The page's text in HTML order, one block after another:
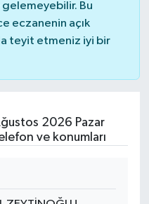
Bu
eczanenin açık
teyit etmeniz iyi bir
2026 Pazar
ve konumları